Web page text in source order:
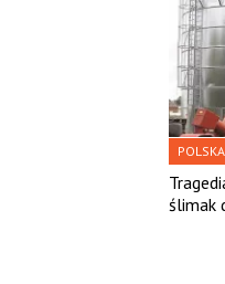
POLSKA
ślimak